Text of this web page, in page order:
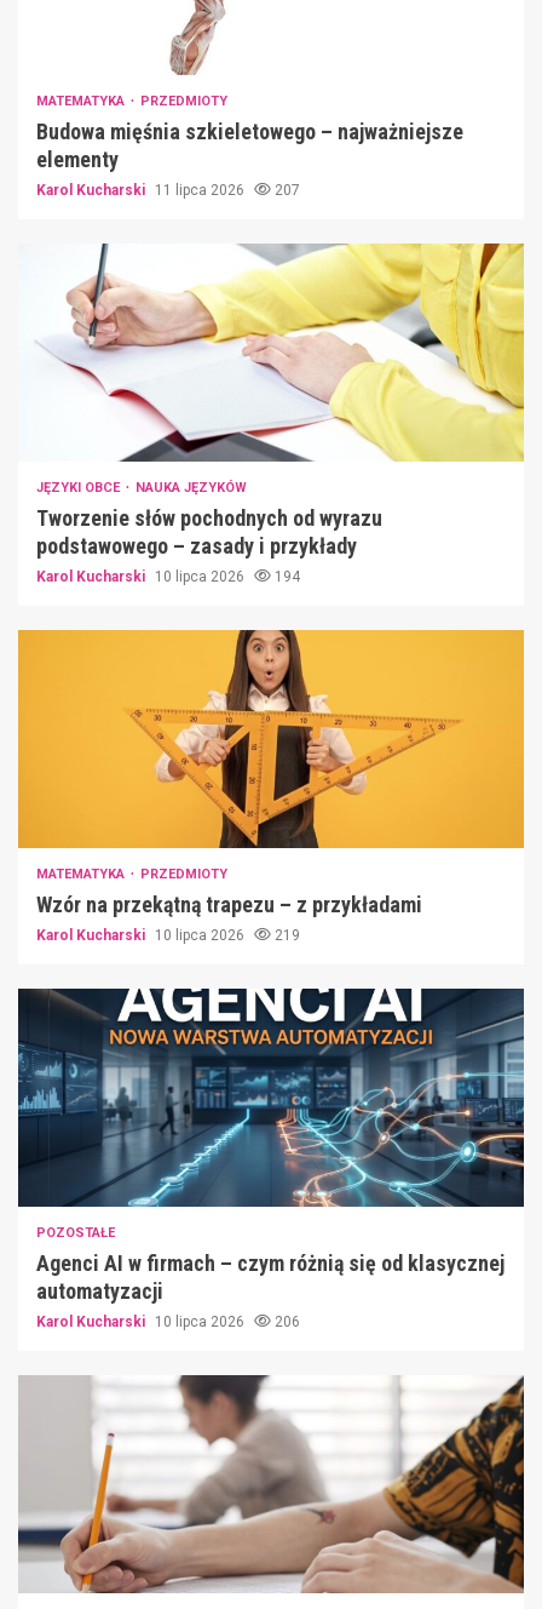
MATEMATYKA PRZEDMIOTY
Budowa mięśnia szkieletowego – najważniejsze
elementy
Karol Kucharski 11 lipca 2026 207
JĘZYKI OBCE NAUKA JĘZYKÓW
Tworzenie słów pochodnych od wyrazu
podstawowego – zasady i przykłady
Karol Kucharski 10 lipca 2026 194
MATEMATYKA PRZEDMIOTY
Wzór na przekątną trapezu – z przykładami
Karol Kucharski 10 lipca 2026 219
POZOSTAŁE
Agenci AI w firmach – czym różnią się od klasycznej
automatyzacji
Karol Kucharski 10 lipca 2026 206